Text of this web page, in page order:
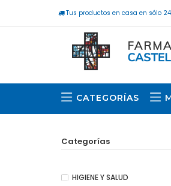
Tus productos en casa en sólo
CATEGORÍAS
Categorías
HIGIENE Y SALUD